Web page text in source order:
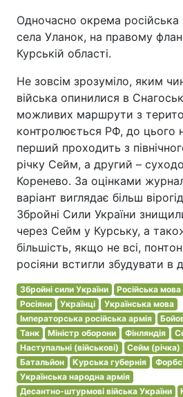
Одночасно окрема
села Уланок, на правому
Курській області.
Не зовсім зрозуміло, яким
війська опинилися в
можливих маршрути з
контролюється РФ, до цього
перший проходить з
річку Сейм, а другий –
Коренево. За оцінками
варіант виглядає більш
Збройні Сили України
через Сейм у Курську, а
більшість, якщо не всі,
росіяни встигли збудувати в
Збройні сили України Російська мова
Росіяни
Українці
Українська мова
Імператорська російська армія
Танк
Міністр оборони Фінляндія
Наступальні (військові)
Сейм (річка)
Батальйон
Курська губернія Форбс
Українська народна армія
Десантно-штурмові війська України